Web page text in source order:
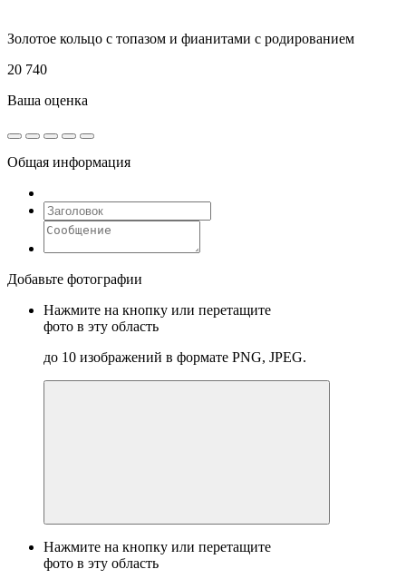
Золотое кольцо с топазом и фианитами с родированием
20 740
Ваша оценка
Общая информация
Добавьте фотографии
Нажмите на кнопку или перетащите
фото в эту область
до 10 изображений в формате PNG, JPEG.
Нажмите на кнопку или перетащите
фото в эту область